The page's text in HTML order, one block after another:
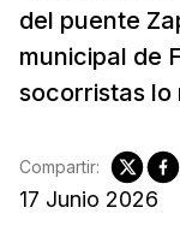
del puente
municipal de
socorristas lo
17 Junio 2026
Compartir: